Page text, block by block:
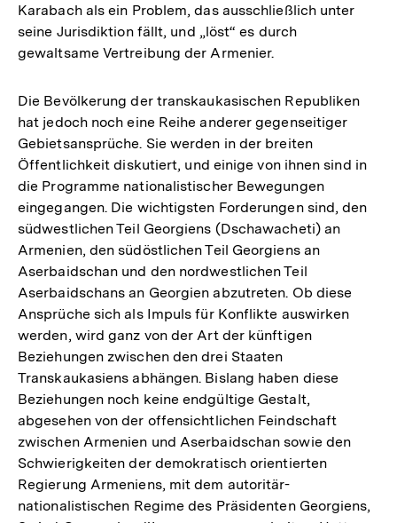
Karabach als ein Problem, das ausschließlich unter
seine Jurisdiktion fällt, und „löst“ es durch
gewaltsame Vertreibung der Armenier.
Die Bevölkerung der transkaukasischen Republiken
hat jedoch noch eine Reihe anderer gegenseitiger
Gebietsansprüche. Sie werden in der breiten
Öffentlichkeit diskutiert, und einige von ihnen sind in
die Programme nationalistischer Bewegungen
eingegangen. Die wichtigsten Forderungen sind, den
südwestlichen Teil Georgiens (Dschawacheti) an
Armenien, den südöstlichen Teil Georgiens an
Aserbaidschan und den nordwestlichen Teil
Aserbaidschans an Georgien abzutreten. Ob diese
Ansprüche sich als Impuls für Konflikte auswirken
werden, wird ganz von der Art der künftigen
Beziehungen zwischen den drei Staaten
Transkaukasiens abhängen. Bislang haben diese
Beziehungen noch keine endgültige Gestalt,
abgesehen von der offensichtlichen Feindschaft
zwischen Armenien und Aserbaidschan sowie den
Schwierigkeiten der demokratisch orientierten
Regierung Armeniens, mit dem autoritär-
nationalistischen Regime des Präsidenten Georgiens,